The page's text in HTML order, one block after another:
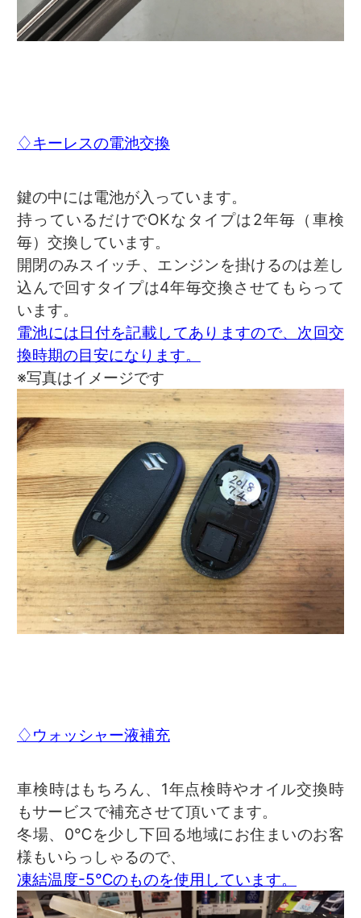
♢キーレスの電池交換
鍵の中には電池が入っています。
持っているだけでOKなタイプは2年毎（車検
毎）交換しています。
開閉のみスイッチ、エンジンを掛けるのは差し
込んで回すタイプは4年毎交換させてもらって
います。
電池には日付を記載してありますので、次回交
換時期の目安になります。
※写真はイメージです
♢ウォッシャー液補充
車検時はもちろん、1年点検時やオイル交換時
もサービスで補充させて頂いてます。
冬場、0℃を少し下回る地域にお住まいのお客
様もいらっしゃるので、
凍結温度-5℃のものを使用しています。